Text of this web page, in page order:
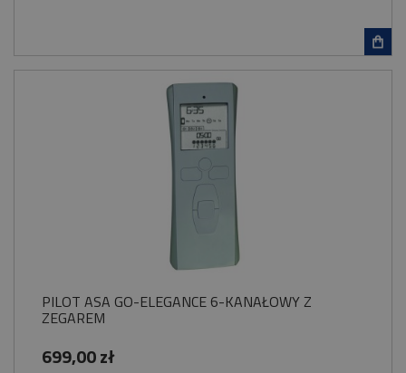
PILOT ASA GO-ELEGANCE 6-KANAŁOWY Z
ZEGAREM
699,00 zł